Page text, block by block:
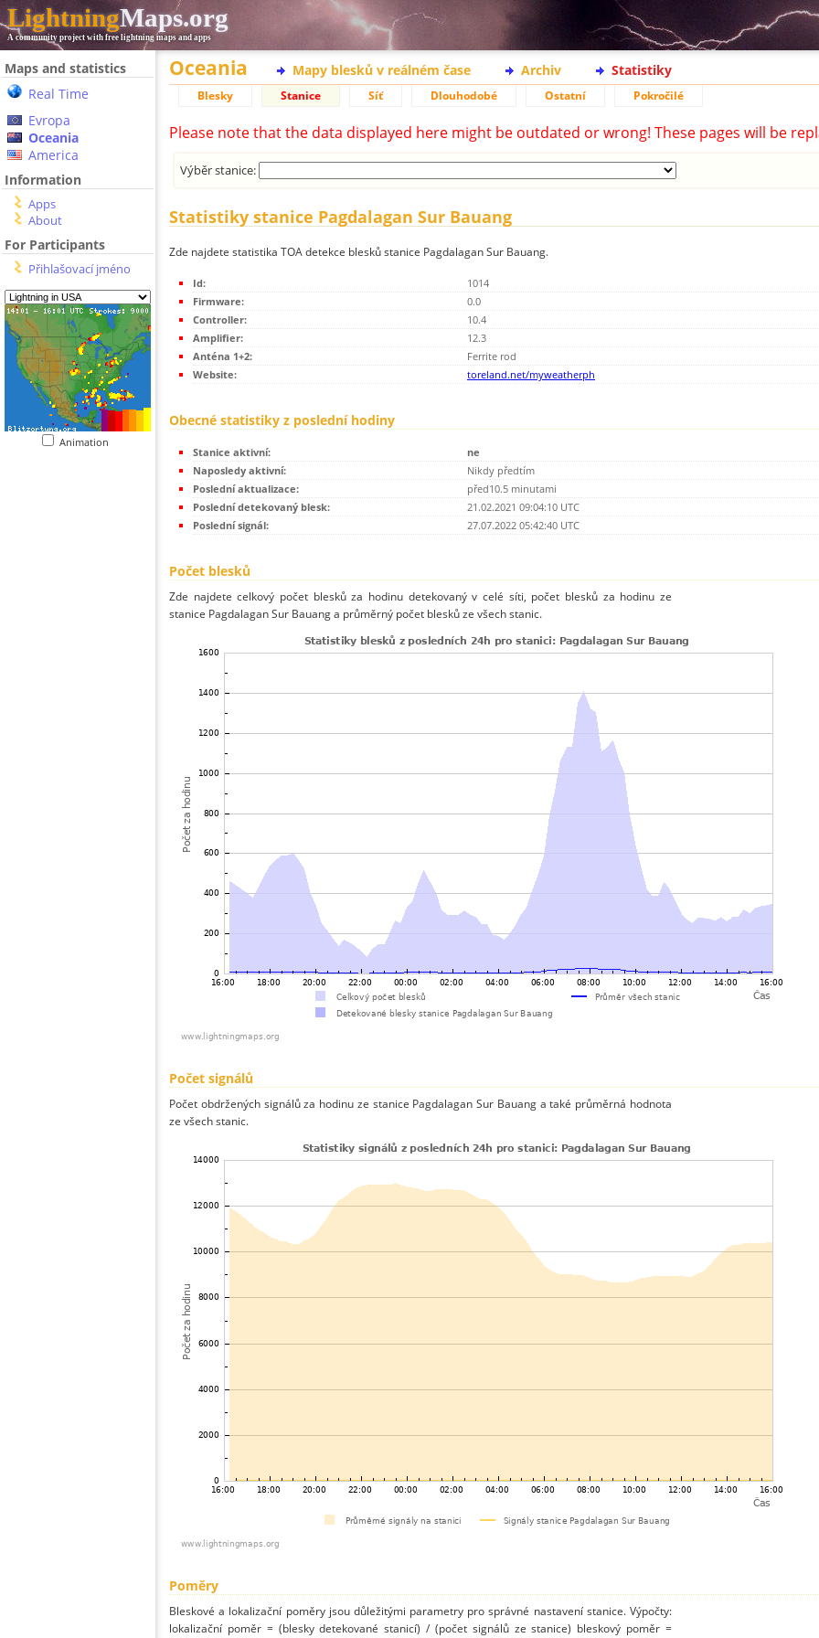
LightningMaps.org
A community project with free lightning maps and apps
Maps and statistics
Real Time
Evropa
Oceania
America
Information
Apps
About
For Participants
Přihlašovací jméno
Animation
Oceania Mapy blesků v reálném čase Archiv Statistiky
Blesky Stanice Síť Dlouhodobé Ostatní Pokročilé
Please note that the data displayed here might be outdated or wrong! These pages will be
Výběr stanice:
Statistiky stanice Pagdalagan Sur Bauang
Zde najdete statistika TOA detekce blesků stanice Pagdalagan Sur Bauang.
Id:
1014
Firmware:
0.0
Controller:
10.4
Amplifier:
12.3
Anténa 1+2:
Ferrite rod
Website:
toreland.net/myweatherph
Obecné statistiky z poslední hodiny
Stanice aktivní:
ne
Naposledy aktivní:
Nikdy předtím
Poslední aktualizace:
před10.5 minutami
Poslední detekovaný blesk:
21.02.2021 09:04:10 UTC
Poslední signál:
27.07.2022 05:42:40 UTC
Počet blesků
Zde najdete celkový počet blesků za hodinu detekovaný v celé síti, počet blesků za hodinu ze
stanice Pagdalagan Sur Bauang a průměrný počet blesků ze všech stanic.
Počet signálů
Počet obdržených signálů za hodinu ze stanice Pagdalagan Sur Bauang a také průměrná hodnota
ze všech stanic.
Poměry
Bleskové a lokalizační poměry jsou důležitými parametry pro správné nastavení stanice. Výpočty:
lokalizační poměr = (blesky detekované stanicí) / (počet signálů ze stanice) bleskový poměr =